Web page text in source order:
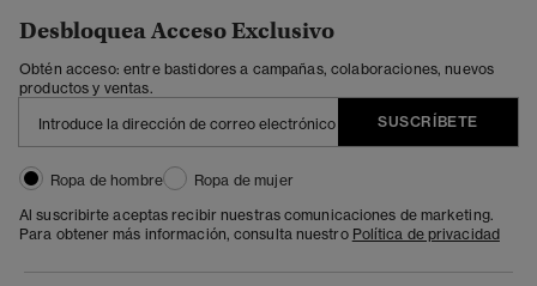
Desbloquea Acceso Exclusivo
Obtén acceso: entre bastidores a campañas, colaboraciones, nuevos
productos y ventas.
SUSCRÍBETE
Ropa de hombre
Ropa de mujer
Al suscribirte aceptas recibir nuestras comunicaciones de marketing.
Para obtener más información, consulta nuestro Política de privacidad